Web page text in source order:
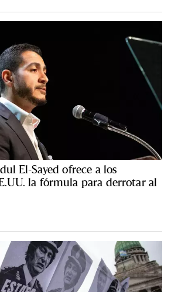
El-Sayed ofrece a los
la fórmula para derrotar al